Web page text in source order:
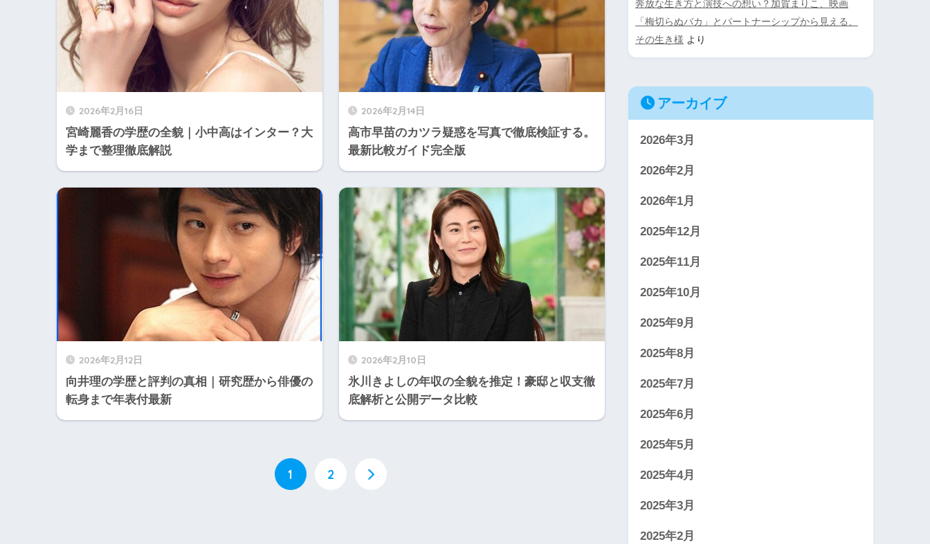
2026年2月16日
宮崎麗香の学歴の全貌｜小中高はインター？大
学まで整理徹底解説
2026年2月14日
高市早苗のカツラ疑惑を写真で徹底検証する。
最新比較ガイド完全版
2026年2月12日
向井理の学歴と評判の真相｜研究歴から俳優の
転身まで年表付最新
2026年2月10日
氷川きよしの年収の全貌を推定！豪邸と収支徹
底解析と公開データ比較
1 2
奔放な生き方と演技への想い？加賀まりこ、映画
「梅切らぬバカ」とパートナーシップから見える、
その生き様 より
アーカイブ
2026年3月
2026年2月
2026年1月
2025年12月
2025年11月
2025年10月
2025年9月
2025年8月
2025年7月
2025年6月
2025年5月
2025年4月
2025年3月
2025年2月